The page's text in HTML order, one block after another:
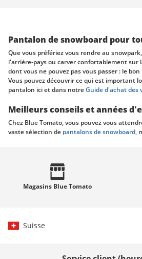
Pantalon de snowboard pour
Que vous préfériez vous rendre au
l'arrière-pays ou carver confortablement sur
dont vous ne pouvez pas vous passer : le
Vous pouvez découvrir ce qui est important
pantalon ici et dans notreGuide d'achat
Meilleurs conseils et années
Chez Blue Tomato, vous pouvez vous
vaste sélection de pantalons de snowboard,
et ce que vous souhaitez.
Différentes coupes et
hommes
style. L'ajustement, le matériau et la fonction
et des pantalons subtils dans des couleurs
Magasins Blue Tomato
Suisse